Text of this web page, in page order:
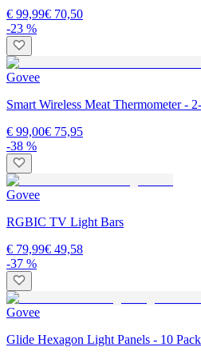
€ 99,99€ 70,50
-23 %
Govee
Smart Wireless Meat Thermometer -
€ 99,00€ 75,95
-38 %
Govee
RGBIC TV Light Bars
€ 79,99€ 49,58
-37 %
Govee
Glide Hexagon Light Panels - 10 Pack